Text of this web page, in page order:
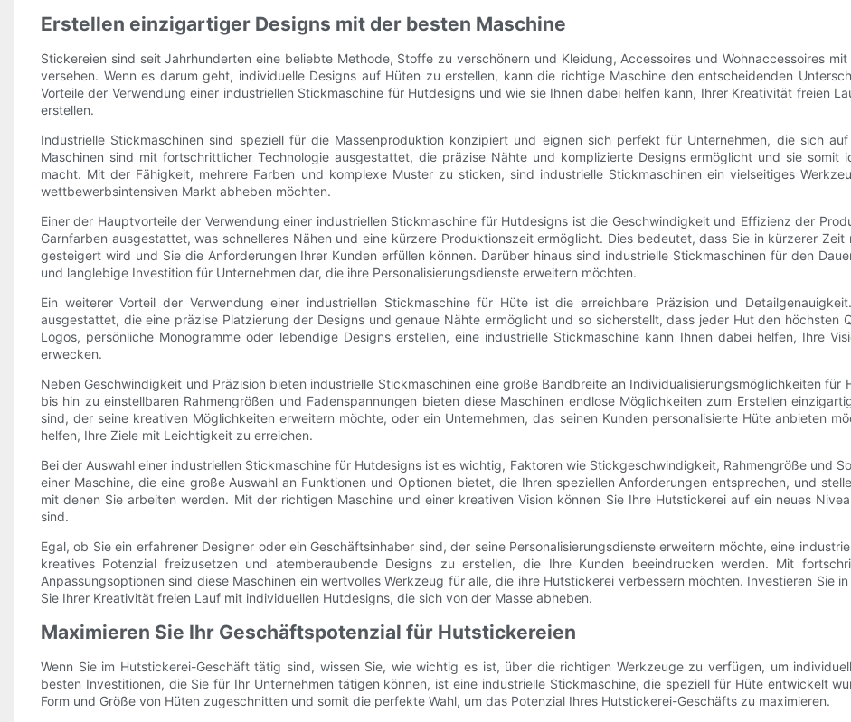
Erstellen einzigartiger Designs mit der besten Maschine
Stickereien sind seit Jahrhunderten eine beliebte Methode, Stoffe zu verschönern und Kleidung, Accessoires und Wohnaccessoires
versehen. Wenn es darum geht, individuelle Designs auf Hüten zu erstellen, kann die richtige Maschine den entscheidenden
Vorteile der Verwendung einer industriellen Stickmaschine für Hutdesigns und wie sie Ihnen dabei helfen kann, Ihrer Kreativität freien
erstellen.
Industrielle Stickmaschinen sind speziell für die Massenproduktion konzipiert und eignen sich perfekt für Unternehmen, die sich
Maschinen sind mit fortschrittlicher Technologie ausgestattet, die präzise Nähte und komplizierte Designs ermöglicht und sie somit
macht. Mit der Fähigkeit, mehrere Farben und komplexe Muster zu sticken, sind industrielle Stickmaschinen ein vielseitiges
wettbewerbsintensiven Markt abheben möchten.
Einer der Hauptvorteile der Verwendung einer industriellen Stickmaschine für Hutdesigns ist die Geschwindigkeit und Effizienz der
Garnfarben ausgestattet, was schnelleres Nähen und eine kürzere Produktionszeit ermöglicht. Dies bedeutet, dass Sie in kürzerer
gesteigert wird und Sie die Anforderungen Ihrer Kunden erfüllen können. Darüber hinaus sind industrielle Stickmaschinen für den
und langlebige Investition für Unternehmen dar, die ihre Personalisierungsdienste erweitern möchten.
Ein weiterer Vorteil der Verwendung einer industriellen Stickmaschine für Hüte ist die erreichbare Präzision und
ausgestattet, die eine präzise Platzierung der Designs und genaue Nähte ermöglicht und so sicherstellt, dass jeder Hut den höchsten
Logos, persönliche Monogramme oder lebendige Designs erstellen, eine industrielle Stickmaschine kann Ihnen dabei helfen, Ihre
erwecken.
Neben Geschwindigkeit und Präzision bieten industrielle Stickmaschinen eine große Bandbreite an Individualisierungsmöglichkeiten für
bis hin zu einstellbaren Rahmengrößen und Fadenspannungen bieten diese Maschinen endlose Möglichkeiten zum Erstellen
sind, der seine kreativen Möglichkeiten erweitern möchte, oder ein Unternehmen, das seinen Kunden personalisierte Hüte anbieten
helfen, Ihre Ziele mit Leichtigkeit zu erreichen.
Bei der Auswahl einer industriellen Stickmaschine für Hutdesigns ist es wichtig, Faktoren wie Stickgeschwindigkeit, Rahmengröße und
einer Maschine, die eine große Auswahl an Funktionen und Optionen bietet, die Ihren speziellen Anforderungen entsprechen, und
mit denen Sie arbeiten werden. Mit der richtigen Maschine und einer kreativen Vision können Sie Ihre Hutstickerei auf ein neues
sind.
Egal, ob Sie ein erfahrener Designer oder ein Geschäftsinhaber sind, der seine Personalisierungsdienste erweitern möchte, eine
kreatives Potenzial freizusetzen und atemberaubende Designs zu erstellen, die Ihre Kunden beeindrucken werden. Mit
Anpassungsoptionen sind diese Maschinen ein wertvolles Werkzeug für alle, die ihre Hutstickerei verbessern möchten. Investieren Sie
Sie Ihrer Kreativität freien Lauf mit individuellen Hutdesigns, die sich von der Masse abheben.
Maximieren Sie Ihr Geschäftspotenzial für Hutstickereien
Wenn Sie im Hutstickerei-Geschäft tätig sind, wissen Sie, wie wichtig es ist, über die richtigen Werkzeuge zu verfügen, um
besten Investitionen, die Sie für Ihr Unternehmen tätigen können, ist eine industrielle Stickmaschine, die speziell für Hüte entwickelt
Form und Größe von Hüten zugeschnitten und somit die perfekte Wahl, um das Potenzial Ihres Hutstickerei-Geschäfts zu maximieren.